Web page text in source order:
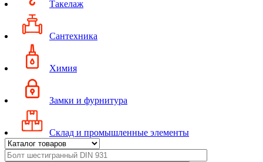
Такелаж
Сантехника
Химия
Замки и фурнитура
Склад и промышленные элементы